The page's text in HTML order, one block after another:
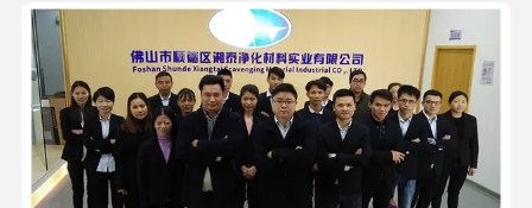
เครื่องฟอกอากาศในบ้านด้วยไฟฟ้า 120W พร้อมการฆ่าเชื้อโรคด้วยรังสียูวี 4
ETL CE อนุมัติเครื่องฟอกอากาศในบ้าน Hepa Ozone ที่มีประสิทธิภาพสูง เค